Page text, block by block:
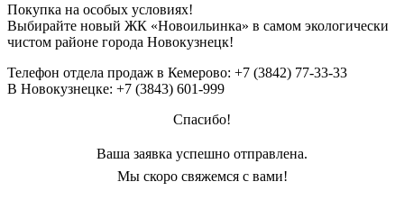
Покупка на особых условиях!
Выбирайте новый ЖК «Новоильинка» в самом экологически
чистом районе города Новокузнецк!
Телефон отдела продаж в Кемерово: +7 (3842) 77-33-33
В Новокузнецке: +7 (3843) 601-999
Спасибо!
Ваша заявка успешно отправлена.
Мы скоро свяжемся с вами!